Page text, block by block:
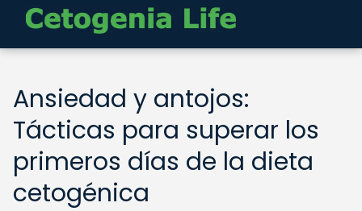
Ansiedad y antojos:
Tácticas para superar los
primeros días de la dieta
cetogénica